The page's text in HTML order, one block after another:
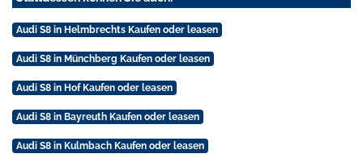
Audi S8 in Helmbrechts Kaufen oder leasen
Audi S8 in Münchberg Kaufen oder leasen
Audi S8 in Hof Kaufen oder leasen
Audi S8 in Bayreuth Kaufen oder leasen
Audi S8 in Kulmbach Kaufen oder leasen